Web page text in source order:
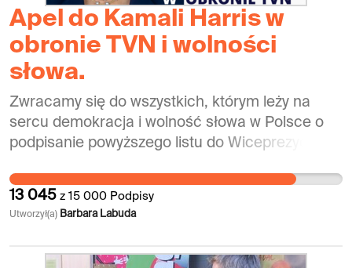
Panie Ministrze, czas nagli. Został miesiąc.
Potrzebne są czyny, czyli jasna deklaracja
potrzeby szczepień w szkołach, która rozbroi
antyszczepionkowe fakenewsy. I przede
wszystkim potrzebne są akty prawne o
obowiązku szczepień i ich egzekwowanie. Panie
Ministrze, niech zatriumfują cnoty Mądrości i
Odwagi.
Apel do Kamali Harris w
obronie TVN i wolności
słowa.
Zwracamy się do wszystkich, którym leży na
sercu demokracja i wolność słowa w Polsce o
podpisanie powyższego listu do Wiceprezydent
13 045 z 15 000 Podpisy
Utworzył(a) Barbara Labuda